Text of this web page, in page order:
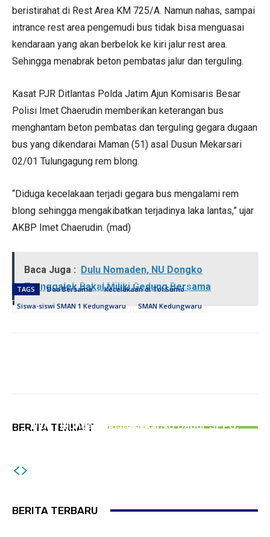
beristirahat di Rest Area KM 725/A. Namun nahas, sampai
intrance rest area pengemudi bus tidak bisa menguasai
kendaraan yang akan berbelok ke kiri jalur rest area.
Sehingga menabrak beton pembatas jalur dan terguling.
Kasat PJR Ditlantas Polda Jatim Ajun Komisaris Besar
Polisi Imet Chaerudin memberikan keterangan bus
menghantam beton pembatas dan terguling gegara dugaan
bus yang dikendarai Maman (51) asal Dusun Mekarsari
02/01 Tulungagung rem blong.
“Diduga kecelakaan terjadi gegara bus mengalami rem
blong sehingga mengakibatkan terjadinya laka lantas,” ujar
AKBP Imet Chaerudin. (mad)
Baca Juga : Dulu Nomaden, NU Dongko
Trenggalek Bakal Miliki Gedung Bersama
TAGS Doa Bersama
Kecelakaan di Tol Sumo
Siswa-siswi SMAN 1 Kedungwaru
SMAN Kedungwaru
BERITA TERKAIT
Penyebabnya
DLH Tulungagung Inspeksi 96 Dapur SPPG,
Kontrak Habis, Sejumlah Ruko di Depan Stasiun
BERITA TERBARU